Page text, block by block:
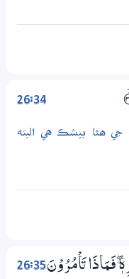
26:34
هئا بيشڪ هي البته
26:35فَـمَاذَا تَاْمُرُوْنَ